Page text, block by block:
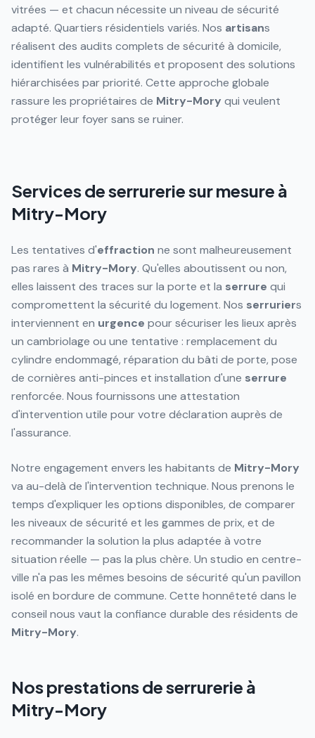
vitrées — et chacun nécessite un niveau de sécurité
adapté. Quartiers résidentiels variés. Nos artisans
réalisent des audits complets de sécurité à domicile,
identifient les vulnérabilités et proposent des solutions
hiérarchisées par priorité. Cette approche globale
rassure les propriétaires de Mitry-Mory qui veulent
protéger leur foyer sans se ruiner.
Services de serrurerie sur mesure à
Mitry-Mory
Les tentatives d'effraction ne sont malheureusement
pas rares à Mitry-Mory. Qu'elles aboutissent ou non,
elles laissent des traces sur la porte et la serrure qui
compromettent la sécurité du logement. Nos serruriers
interviennent en urgence pour sécuriser les lieux après
un cambriolage ou une tentative : remplacement du
cylindre endommagé, réparation du bâti de porte, pose
de cornières anti-pinces et installation d'une serrure
renforcée. Nous fournissons une attestation
d'intervention utile pour votre déclaration auprès de
l'assurance.
Notre engagement envers les habitants de Mitry-Mory
va au-delà de l'intervention technique. Nous prenons le
temps d'expliquer les options disponibles, de comparer
les niveaux de sécurité et les gammes de prix, et de
recommander la solution la plus adaptée à votre
situation réelle — pas la plus chère. Un studio en centre-
ville n'a pas les mêmes besoins de sécurité qu'un pavillon
isolé en bordure de commune. Cette honnêteté dans le
conseil nous vaut la confiance durable des résidents de
Mitry-Mory.
Nos prestations de serrurerie à
Mitry-Mory